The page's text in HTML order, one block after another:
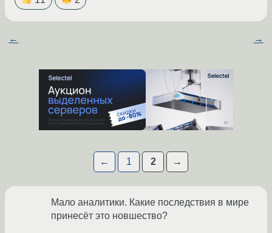
← →
← 1 2 →
Мало аналитики. Какие последствия в мире
принесёт это новшество?